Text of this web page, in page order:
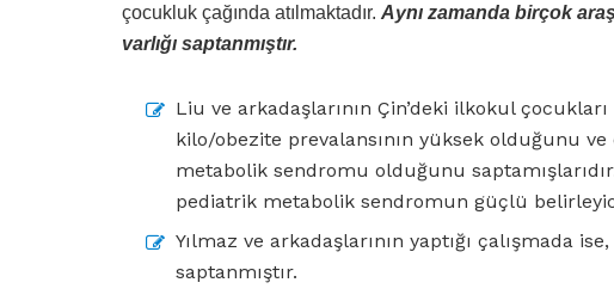
çocukluk çağında atılmaktadır. Aynı zamanda birçok
varlığı saptanmıştır.
Liu ve arkadaşlarının Çin’deki ilkokul
kilo/obezite prevalansının yüksek olduğunu ve
metabolik sendromu olduğunu
pediatrik metabolik sendromun güçlü
Yılmaz ve arkadaşlarının yaptığı çalışmada
saptanmıştır.